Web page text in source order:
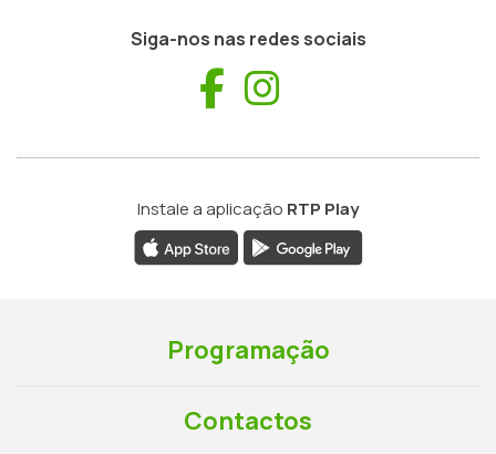
Siga-nos nas redes sociais
Facebook
Instale a aplicação RTP Play
Programação
Contactos